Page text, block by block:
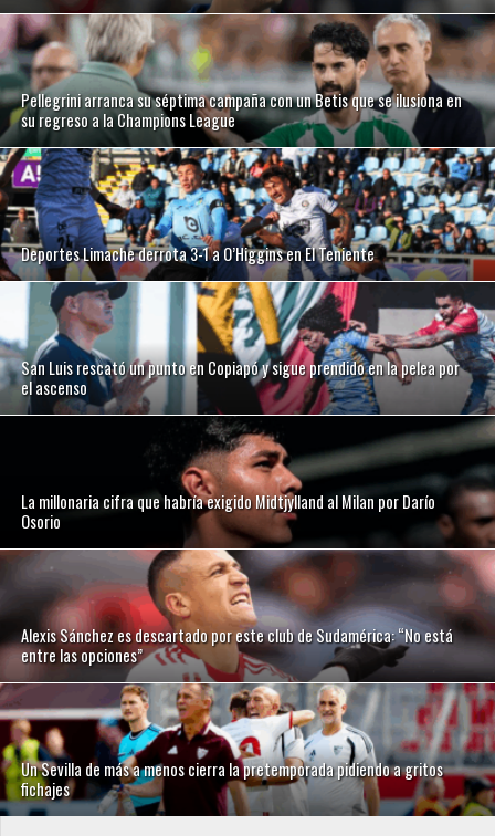
Pellegrini arranca su séptima campaña con un Betis que se ilusiona en
su regreso a la Champions League
Deportes Limache derrota 3-1 a O’Higgins en El Teniente
San Luis rescató un punto en Copiapó y sigue prendido en la pelea por
el ascenso
La millonaria cifra que habría exigido Midtjylland al Milan por Darío
Osorio
Alexis Sánchez es descartado por este club de Sudamérica: “No está
entre las opciones”
Un Sevilla de más a menos cierra la pretemporada pidiendo a gritos
fichajes